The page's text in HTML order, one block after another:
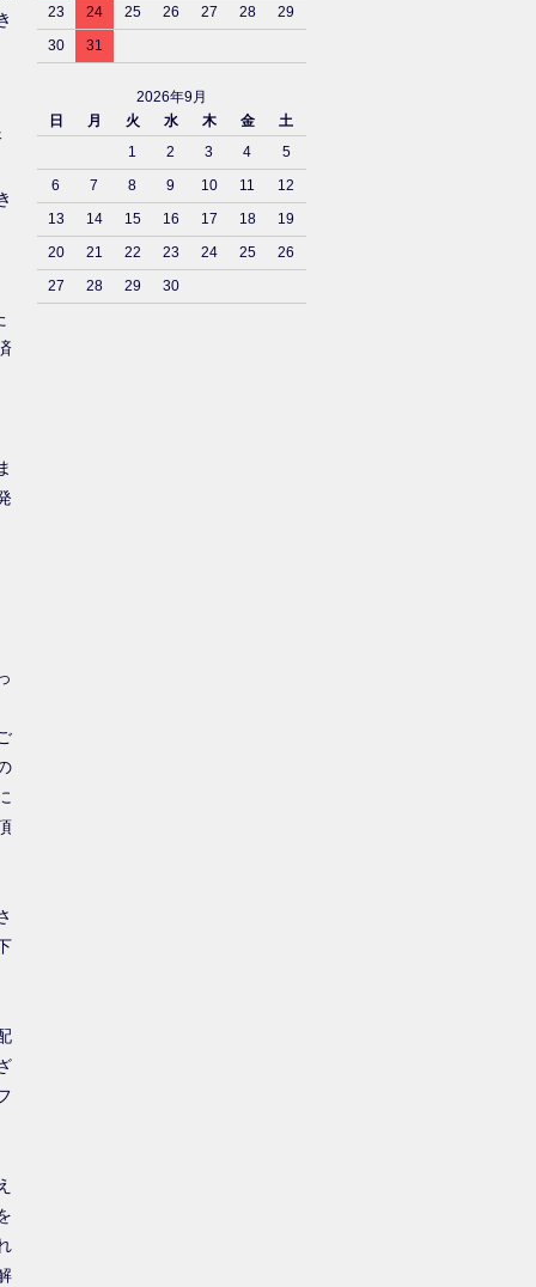
23
24 25 26 27 28
29
30
31
2026年9月
日
月 火 水 木 金
土
1
2 3 4
5
6
7 8 9 10 11
12
13
14 15 16 17 18
19
20
21 22 23 24 25
26
27
28 29 30